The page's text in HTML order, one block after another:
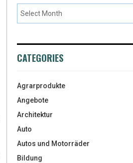
CATEGORIES
Agrarprodukte
Angebote
Architektur
Auto
Autos und Motorräder
Bildung